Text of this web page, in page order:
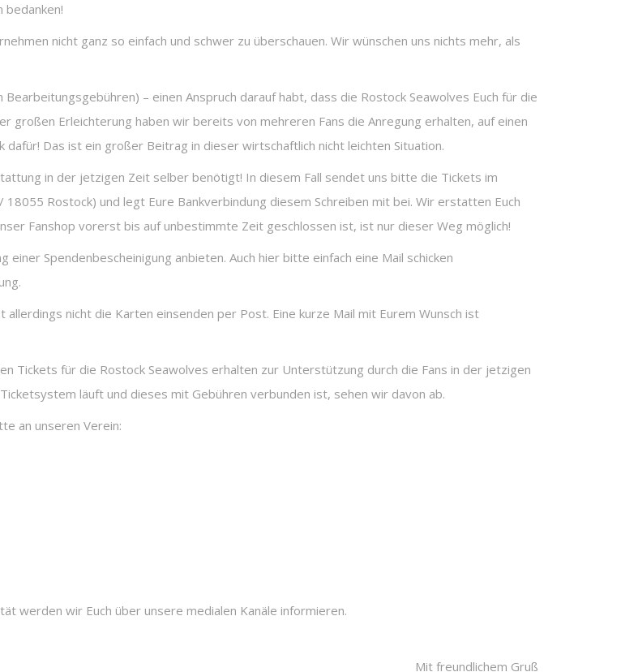
nicht ganz so einfach und schwer zu überschauen. Wir wünschen uns nichts mehr, als
– einen Anspruch darauf habt, dass die Rostock Seawolves Euch für die
großen Erleichterung haben wir bereits von mehreren Fans die Anregung erhalten, auf einen
Das ist ein großer Beitrag in dieser wirtschaftlich nicht leichten Situation.
in der jetzigen Zeit selber benötigt! In diesem Fall sendet uns bitte die Tickets im
Rostock) und legt Eure Bankverbindung diesem Schreiben mit bei. Wir erstatten Euch
Fanshop vorerst bis auf unbestimmte Zeit geschlossen ist, ist nur dieser Weg möglich!
Spendenbescheinigung anbieten. Auch hier bitte einfach eine Mail schicken
nicht die Karten einsenden per Post. Eine kurze Mail mit Eurem Wunsch ist
Tickets für die Rostock Seawolves erhalten zur Unterstützung durch die Fans in der jetzigen
läuft und dieses mit Gebühren verbunden ist, sehen wir davon ab.
an unseren Verein:
werden wir Euch über unsere medialen Kanäle informieren.
Mit freundlichem Gruß